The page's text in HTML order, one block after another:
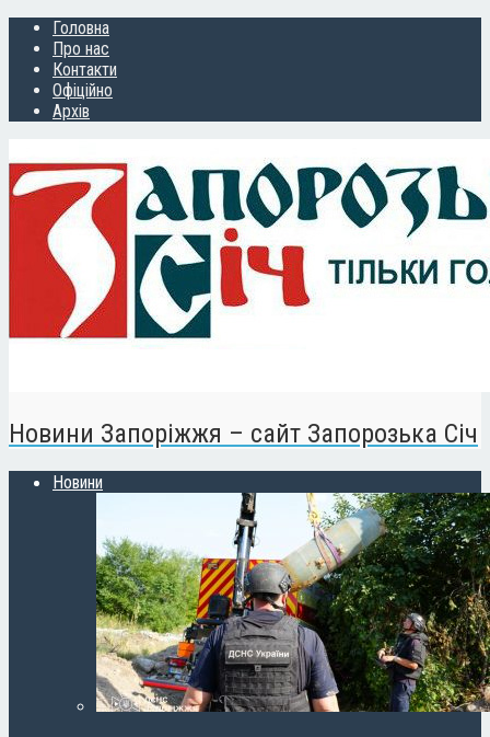
Головна
Про нас
Контакти
Офіційно
Архів
Новини Запоріжжя – сайт Запорозька Січ
Новини